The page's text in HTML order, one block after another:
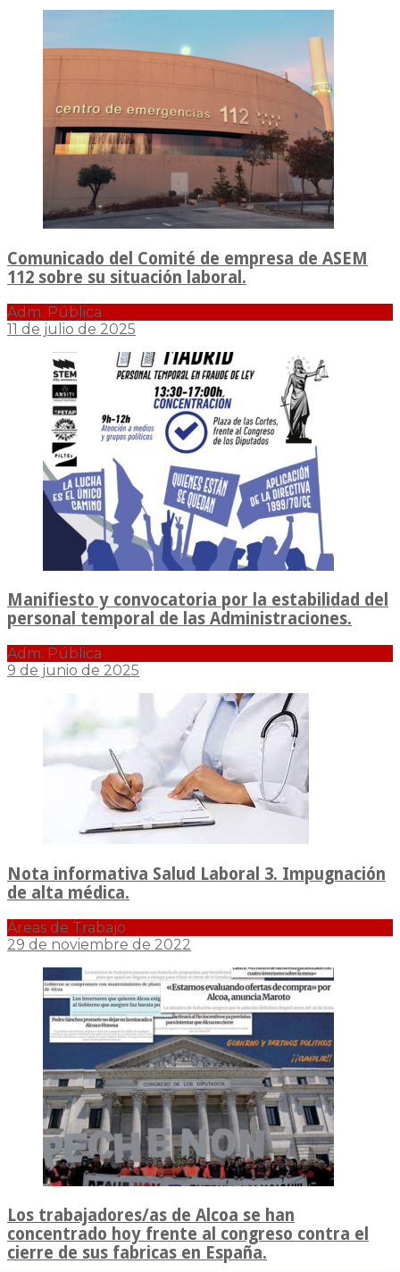
Comunicado del Comité de empresa de ASEM
112 sobre su situación laboral.
Adm. Pública
11 de julio de 2025
Manifiesto y convocatoria por la estabilidad del
personal temporal de las Administraciones.
Adm. Pública
9 de junio de 2025
Nota informativa Salud Laboral 3. Impugnación
de alta médica.
Áreas de Trabajo
29 de noviembre de 2022
Los trabajadores/as de Alcoa se han
concentrado hoy frente al congreso contra el
cierre de sus fabricas en España.